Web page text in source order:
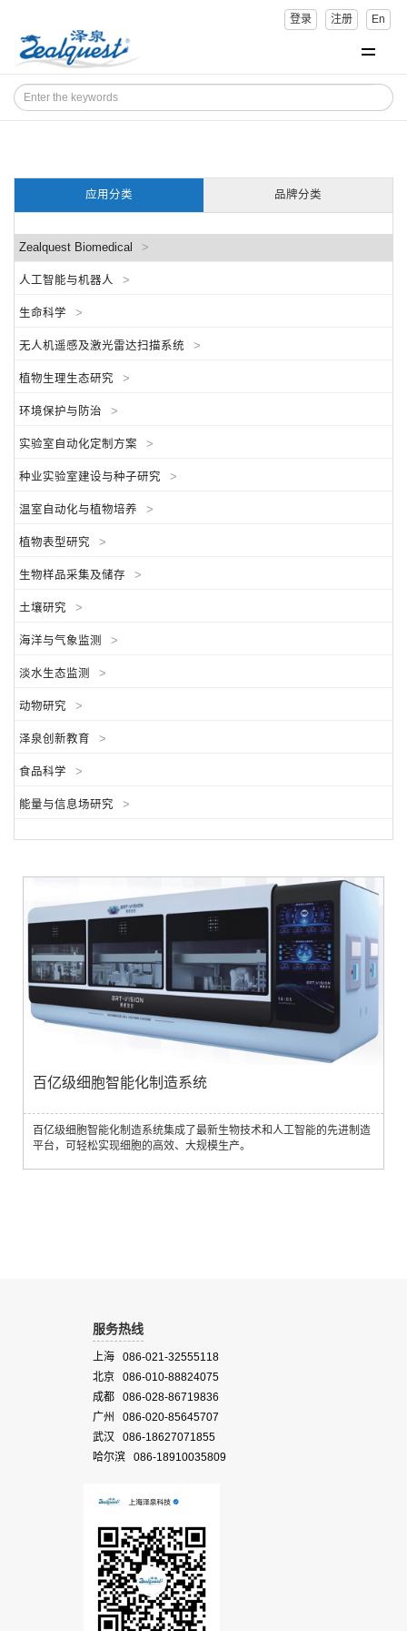
登录 注册 En
应用分类 品牌分类
Zealquest Biomedical >
人工智能与机器人 >
生命科学 >
无人机遥感及激光雷达扫描系统 >
植物生理生态研究 >
环境保护与防治 >
实验室自动化定制方案 >
种业实验室建设与种子研究 >
温室自动化与植物培养 >
植物表型研究 >
生物样品采集及储存 >
土壤研究 >
海洋与气象监测 >
淡水生态监测 >
动物研究 >
泽泉创新教育 >
食品科学 >
能量与信息场研究 >
百亿级细胞智能化制造系统
百亿级细胞智能化制造系统集成了最新生物技术和人工智能的先进制造
平台，可轻松实现细胞的高效、大规模生产。
服务热线
上海 086-021-32555118
北京 086-010-88824075
成都 086-028-86719836
广州 086-020-85645707
武汉 086-18627071855
哈尔滨 086-18910035809